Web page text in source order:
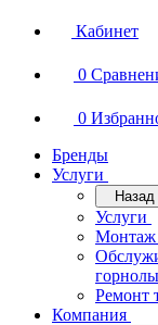
Кабинет
0
0
Бренды
Услуги
Назад
Услуги
Монтаж
Ремонт
Компания